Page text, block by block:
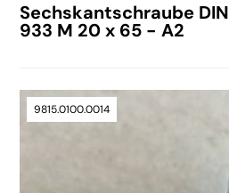
Sechskantschraube DIN
933 M 20 x 65 - A2
9815.0100.0014